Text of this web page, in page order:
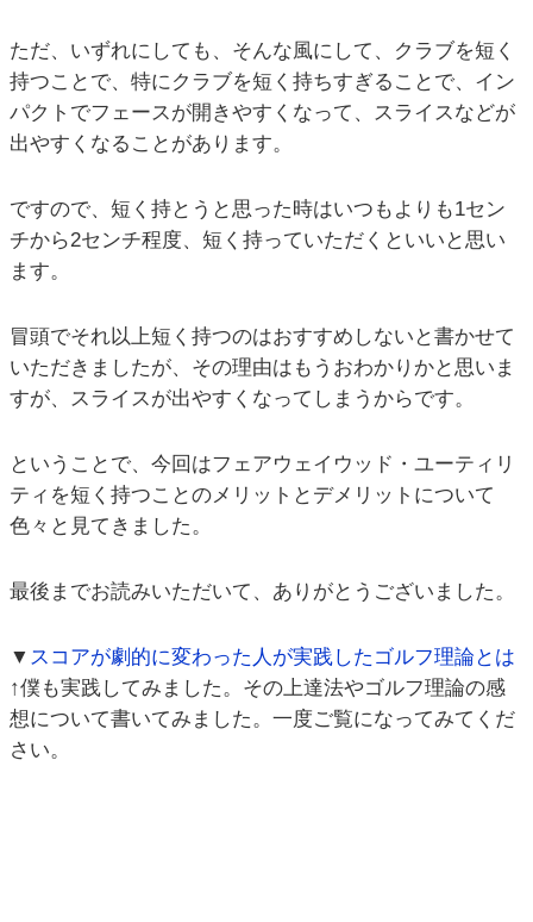
ただ、いずれにしても、そんな風にして、クラブを短く
持つことで、特にクラブを短く持ちすぎることで、イン
パクトでフェースが開きやすくなって、スライスなどが
出やすくなることがあります。
ですので、短く持とうと思った時はいつもよりも1セン
チから2センチ程度、短く持っていただくといいと思い
ます。
冒頭でそれ以上短く持つのはおすすめしないと書かせて
いただきましたが、その理由はもうおわかりかと思いま
すが、スライスが出やすくなってしまうからです。
ということで、今回はフェアウェイウッド・ユーティリ
ティを短く持つことのメリットとデメリットについて
色々と見てきました。
最後までお読みいただいて、ありがとうございました。
▼ スコアが劇的に変わった人が実践したゴルフ理論とは
↑僕も実践してみました。その上達法やゴルフ理論の感
想について書いてみました。一度ご覧になってみてくだ
さい。